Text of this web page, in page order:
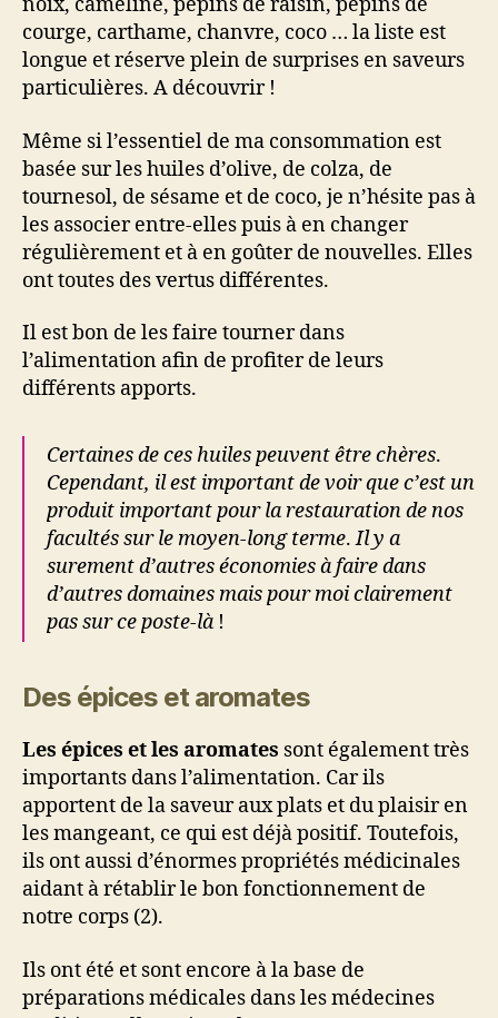
noix, cameline, pépins de raisin, pépins de
courge, carthame, chanvre, coco … la liste est
longue et réserve plein de surprises en saveurs
particulières. A découvrir !
Même si l’essentiel de ma consommation est
basée sur les huiles d’olive, de colza, de
tournesol, de sésame et de coco, je n’hésite pas à
les associer entre-elles puis à en changer
régulièrement et à en goûter de nouvelles. Elles
ont toutes des vertus différentes.
Il est bon de les faire tourner dans
l’alimentation afin de profiter de leurs
différents apports.
Certaines de ces huiles peuvent être chères.
Cependant, il est important de voir que c’est un
produit important pour la restauration de nos
facultés sur le moyen-long terme.Il y a
surement d’autres économies à faire dans
d’autres domaines mais pour moi clairement
pas sur ce poste-là !
Des épices et aromates
Les épices et les aromates sont également très
importants dans l’alimentation. Car ils
apportent de la saveur aux plats et du plaisir en
les mangeant, ce qui est déjà positif. Toutefois,
ils ont aussi d’énormes propriétés médicinales
aidant à rétablir le bon fonctionnement de
notre corps (2).
Ils ont été et sont encore à la base de
préparations médicales dans les médecines